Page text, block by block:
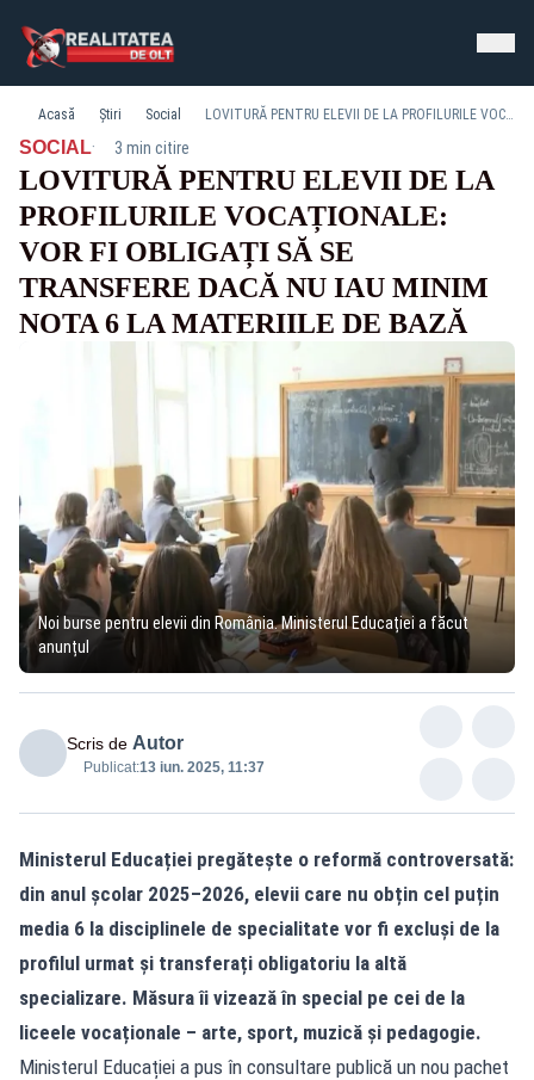
Acasă Știri Social LOVITURĂ PENTRU ELEVII DE LA PROFILURILE VOCAȚIONALE: VOR FI OBLIGAȚI SĂ SE TRANSFERE DACĂ NU IAU MINIM NOTA 6 LA MATERIILE DE BAZĂ
SOCIAL· 3 min citire
LOVITURĂ PENTRU ELEVII DE LA
PROFILURILE VOCAȚIONALE:
VOR FI OBLIGAȚI SĂ SE
TRANSFERE DACĂ NU IAU MINIM
NOTA 6 LA MATERIILE DE BAZĂ
Noi burse pentru elevii din România. Ministerul Educației a făcut
anunțul
Scris de Autor
Publicat:13 iun. 2025, 11:37
Ministerul Educației pregătește o reformă controversată:
din anul școlar 2025–2026, elevii care nu obțin cel puțin
media 6 la disciplinele de specialitate vor fi excluși de la
profilul urmat și transferați obligatoriu la altă
specializare. Măsura îi vizează în special pe cei de la
liceele vocaționale – arte, sport, muzică și pedagogie.
Ministerul Educației a pus în consultare publică un nou pachet